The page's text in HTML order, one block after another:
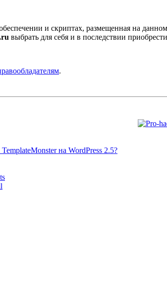
и скриптах, размещенная на
выбрать для себя и в последствии
.
на WordPress 2.5?